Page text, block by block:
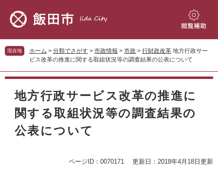
先
頭
す。
を
飛
し
閲
補
助
現在地 ホーム > 分類でさがす > 市政情報 > 市政 > 行財政改革 地方行政サー
ビス改革の推進に関する取組状況等の調査結果の公表について
本
地方行政サービス改革の推進に
関する取組状況等の調査結果の
公表について
ページID：0070171 更新日：2018年4月18日更新